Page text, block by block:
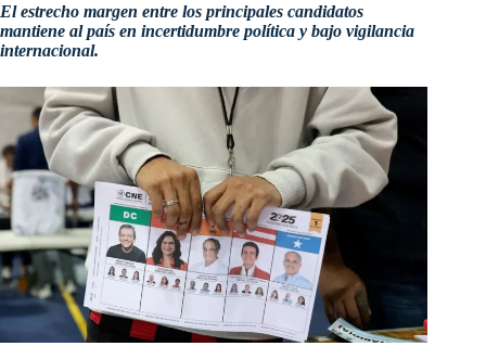
El estrecho margen entre los principales candidatos
mantiene al país en incertidumbre política y bajo vigilancia
internacional.